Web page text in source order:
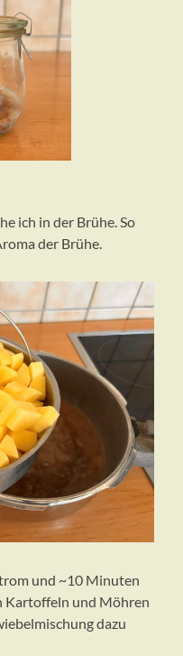
ich in der Brühe. So
der Brühe.
und ~10 Minuten
Kartoffeln und Möhren
dazu